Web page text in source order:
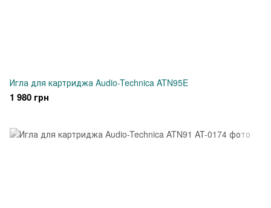
Игла для картриджа Audio-Technica ATN95E
1 980 грн